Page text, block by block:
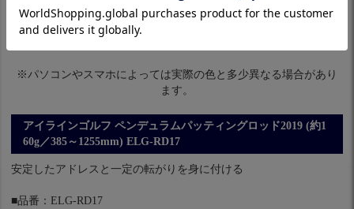
※パソコンやスマホによっては実際の色と多少異なる場合があり
ます。
アイラインゴルフ ペンデュラムパッティングロッド2019 (約1
60g／385～1255mm) ELG-RD17
安定したアドレスと一定の転がりを身に付ける
■品番：ELG-RD17